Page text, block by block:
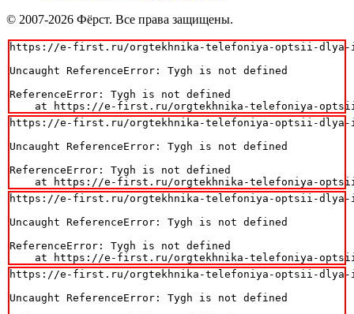
© 2007-2026 Фёрст. Все права защищены.
https://e-first.ru/orgtekhnika-telefoniya-optsii-dlya-
Uncaught ReferenceError: Tygh is not defined
ReferenceError: Tygh is not defined
at https://e-first.ru/orgtekhnika-telefoniya-
https://e-first.ru/orgtekhnika-telefoniya-optsii-dlya-
Uncaught ReferenceError: Tygh is not defined
ReferenceError: Tygh is not defined
at https://e-first.ru/orgtekhnika-telefoniya-
https://e-first.ru/orgtekhnika-telefoniya-optsii-dlya-
Uncaught ReferenceError: Tygh is not defined
ReferenceError: Tygh is not defined
at https://e-first.ru/orgtekhnika-telefoniya-
https://e-first.ru/orgtekhnika-telefoniya-optsii-dlya-
Uncaught ReferenceError: Tygh is not defined